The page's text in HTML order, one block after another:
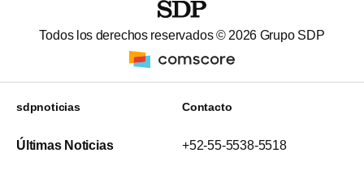
Todos los derechos reservados © 2026 Grupo SDP
sdpnoticias
Últimas Noticias
Contacto
+52-55-5538-5518